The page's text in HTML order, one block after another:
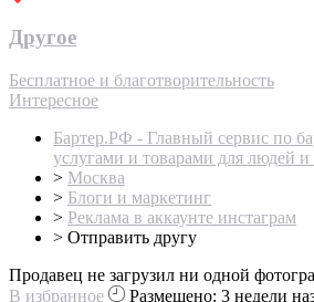
Другое
Бесплатное и благотворительность
Интересное
Бартер.РФ - Главный сервис по
услугами и товарами для людей и
> Москва
> Блоги и маркетинг
> Реклама в аккаунте инстаграм
> Отправить другу
Продавец не загрузил ни одной
В избранное
Размещено: 3 недели